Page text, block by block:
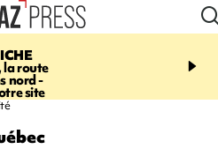
la route
nord -
site
10:33
l’enfance - une